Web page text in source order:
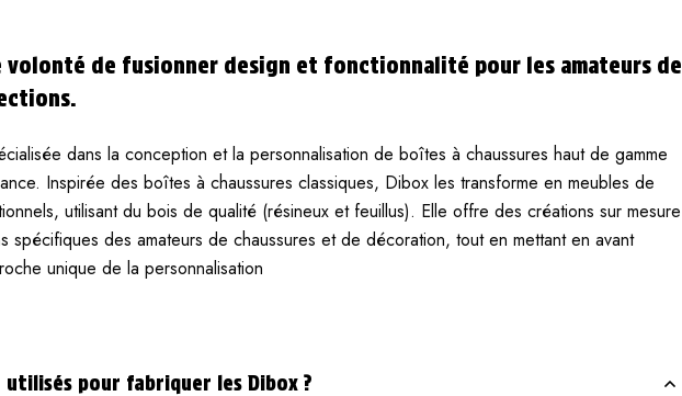
volonté de fusionner design et fonctionnalité pour les amateurs de
dans la conception et la personnalisation de boîtes à chaussures haut de gamme
Inspirée des boîtes à chaussures classiques, Dibox les transforme en meubles de
utilisant du bois de qualité (résineux et feuillus). Elle offre des créations sur mesure
spécifiques des amateurs de chaussures et de décoration, tout en mettant en avant
unique de la personnalisation​
pour fabriquer les Dibox ?